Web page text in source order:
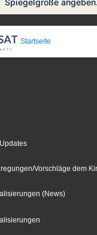
Spiegelgröße angeben.
Startseite
Vorschläge dem
(News)